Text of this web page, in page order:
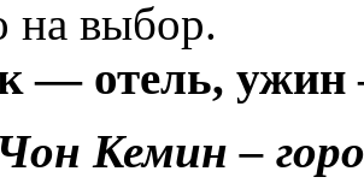
на выбор.
— отель, ужин
Чон Кемин –